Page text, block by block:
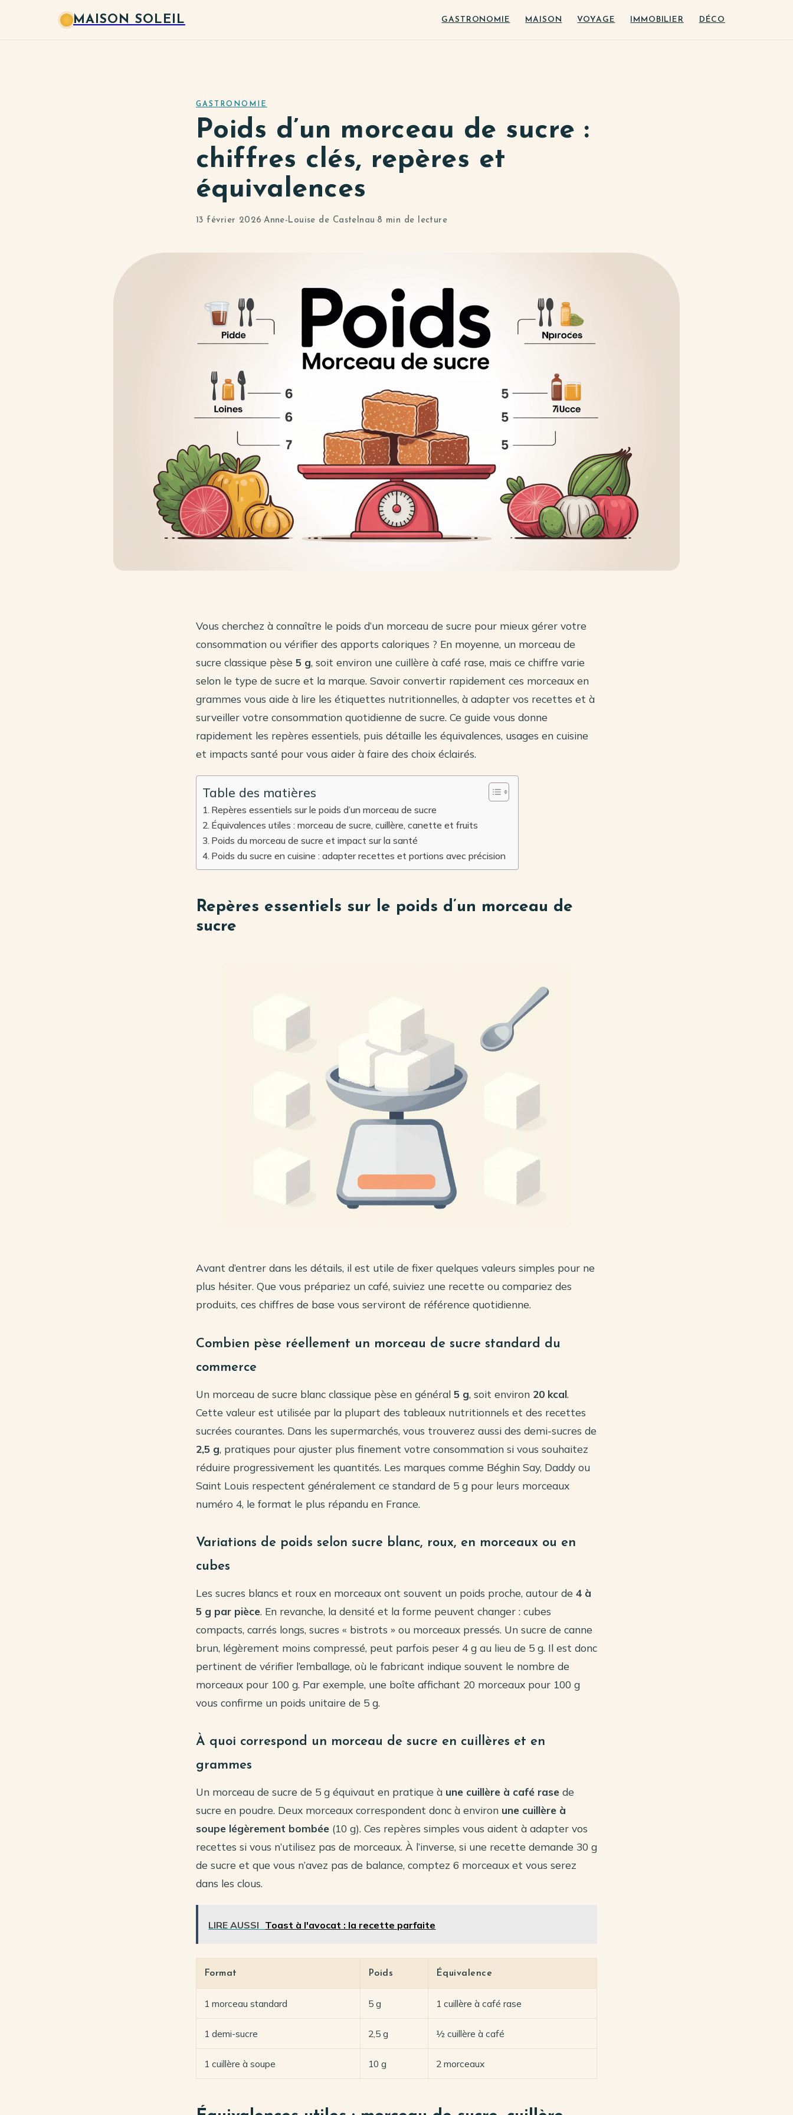
MAISON SOLEIL GASTRONOMIE MAISON VOYAGE IMMOBILIER DÉCO
GASTRONOMIE
Poids d’un morceau de sucre :
chiffres clés, repères et
équivalences
13 février 2026 ·Anne-Louise de Castelnau ·8 min de lecture
Vous cherchez à connaître le poids d’un morceau de sucre pour mieux gérer votre
consommation ou vérifier des apports caloriques ? En moyenne, un morceau de
sucre classique pèse 5 g, soit environ une cuillère à café rase, mais ce chiffre varie
selon le type de sucre et la marque. Savoir convertir rapidement ces morceaux en
grammes vous aide à lire les étiquettes nutritionnelles, à adapter vos recettes et à
surveiller votre consommation quotidienne de sucre. Ce guide vous donne
rapidement les repères essentiels, puis détaille les équivalences, usages en cuisine
et impacts santé pour vous aider à faire des choix éclairés.
Table des matières
Repères essentiels sur le poids d’un morceau de sucre
Équivalences utiles : morceau de sucre, cuillère, canette et fruits
Poids du morceau de sucre et impact sur la santé
Poids du sucre en cuisine : adapter recettes et portions avec précision
Repères essentiels sur le poids d’un morceau de
sucre
Avant d’entrer dans les détails, il est utile de fixer quelques valeurs simples pour ne
plus hésiter. Que vous prépariez un café, suiviez une recette ou compariez des
produits, ces chiffres de base vous serviront de référence quotidienne.
Combien pèse réellement un morceau de sucre standard du
commerce
Un morceau de sucre blanc classique pèse en général 5 g, soit environ 20 kcal.
Cette valeur est utilisée par la plupart des tableaux nutritionnels et des recettes
sucrées courantes. Dans les supermarchés, vous trouverez aussi des demi-sucres de
2,5 g, pratiques pour ajuster plus finement votre consommation si vous souhaitez
réduire progressivement les quantités. Les marques comme Béghin Say, Daddy ou
Saint Louis respectent généralement ce standard de 5 g pour leurs morceaux
numéro 4, le format le plus répandu en France.
Variations de poids selon sucre blanc, roux, en morceaux ou en
cubes
Les sucres blancs et roux en morceaux ont souvent un poids proche, autour de 4 à
5 g par pièce. En revanche, la densité et la forme peuvent changer : cubes
compacts, carrés longs, sucres « bistrots » ou morceaux pressés. Un sucre de canne
brun, légèrement moins compressé, peut parfois peser 4 g au lieu de 5 g. Il est donc
pertinent de vérifier l’emballage, où le fabricant indique souvent le nombre de
morceaux pour 100 g. Par exemple, une boîte affichant 20 morceaux pour 100 g
vous confirme un poids unitaire de 5 g.
À quoi correspond un morceau de sucre en cuillères et en
grammes
Un morceau de sucre de 5 g équivaut en pratique à une cuillère à café rase de
sucre en poudre. Deux morceaux correspondent donc à environ une cuillère à
soupe légèrement bombée (10 g). Ces repères simples vous aident à adapter vos
recettes si vous n’utilisez pas de morceaux. À l’inverse, si une recette demande 30 g
de sucre et que vous n’avez pas de balance, comptez 6 morceaux et vous serez
dans les clous.
LIRE AUSSI Toast à l'avocat : la recette parfaite
Format Poids Équivalence
1 morceau standard 5 g 1 cuillère à café rase
1 demi-sucre 2,5 g ½ cuillère à café
1 cuillère à soupe 10 g 2 morceaux